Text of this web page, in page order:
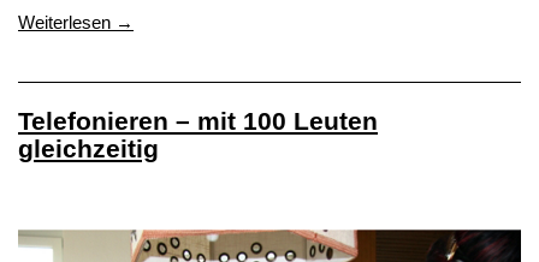
Weiterlesen →
Telefonieren – mit 100 Leuten
gleichzeitig